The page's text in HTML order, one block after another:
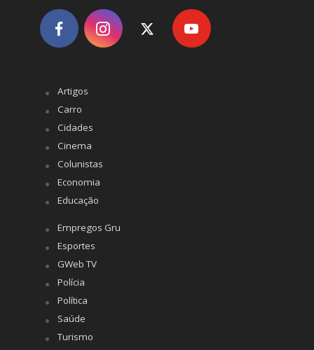
Artigos
Carro
Cidades
Cinema
Colunistas
Economia
Educação
Empregos Gru
Esportes
GWeb TV
Polícia
Política
Saúde
Turismo